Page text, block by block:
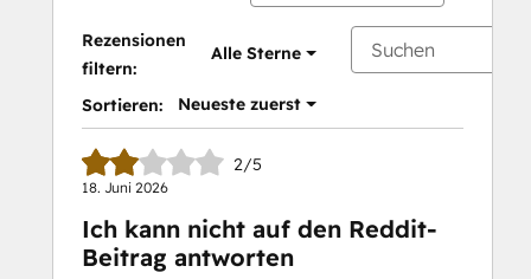
Rezensionen
filtern:
Alle Sterne
Sortieren: Neueste zuerst
2/5
18. Juni 2026
Ich kann nicht auf den Reddit-
Beitrag antworten